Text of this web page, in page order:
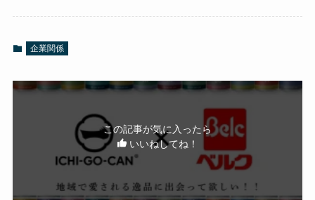
企業関係
この記事が気に入ったら
いいねしてね！